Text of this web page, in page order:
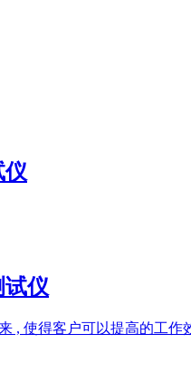
仪
仪
, 使得客户可以提高的工